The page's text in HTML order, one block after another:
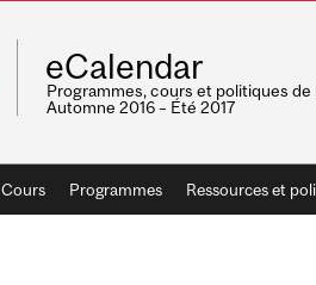
eCalendar
Programmes, cours et politiques de
Automne 2016 – Été 2017
Cours Programmes Ressources et